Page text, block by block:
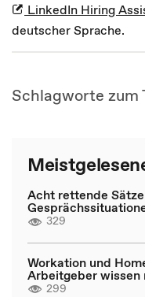
LinkedIn Hiring
deutscher Sprache.
Schlagworte zum
Acht rettende
329
Workation und
Arbeitgeber wissen
299